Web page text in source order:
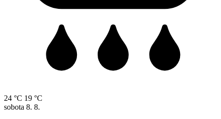
24 °C 19 °C
sobota 8. 8.